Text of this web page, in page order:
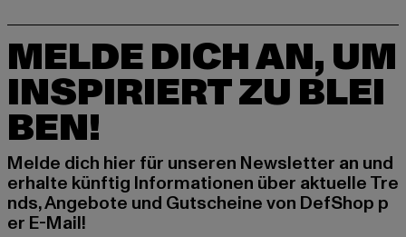
MELDE DICH AN, UM
INSPIRIERT ZU BLEI
BEN!
Melde dich hier für unseren Newsletter an und
erhalte künftig Informationen über aktuelle Tre
nds, Angebote und Gutscheine von DefShop p
er E-Mail!